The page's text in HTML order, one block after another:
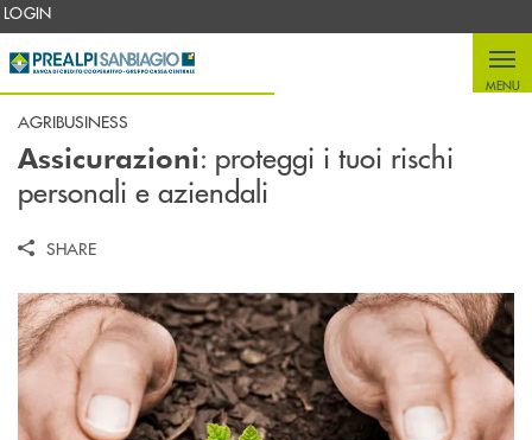
Salta al contenuto principale
LOGIN
MENU
AGRIBUSINESS
Assicurazioni: proteggi i tuoi rischi
personali e aziendali
SHARE